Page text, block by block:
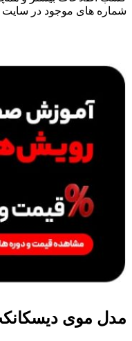
شماره های موجود در سایت
مدل موی